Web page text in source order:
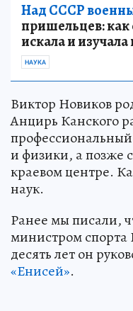
Над СССР
пришельцев: как
искала и
НАУКА
Виктор Новиков
Анцирь Канского
и физики, а позже
краевом центре.
наук.
Ранее мы писали,
министром спорта
десять лет он
«Енисей».